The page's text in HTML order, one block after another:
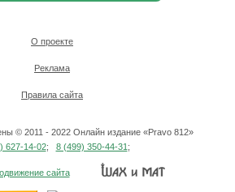
О проекте
Реклама
Правила сайта
© 2011 - 2022 Онлайн издание «Pravo 812»
627-14-02; 8 (499) 350-44-31 ;
сайта